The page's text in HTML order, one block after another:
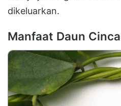
dikeluarkan.
Manfaat Daun